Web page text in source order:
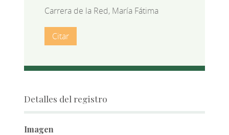
Carrera de la Red, María Fátima
Citar
Detalles del registro
Imagen